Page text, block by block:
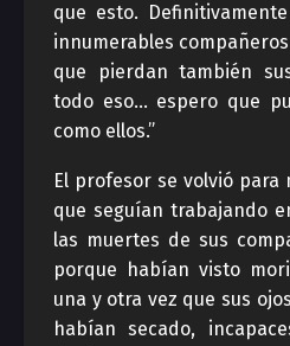
que esto.
innumerables
que pierdan también
todo eso… espero que
como ellos.”
El profesor se volvió para
que seguían trabajando
las muertes de sus
porque habían visto
una y otra vez que sus
habían secado,